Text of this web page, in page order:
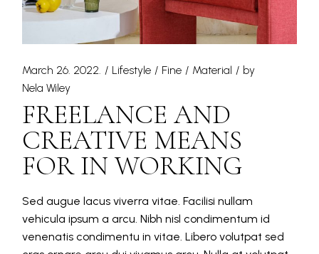
March 26. 2022. Lifestyle Fine Material
by
Nela Wiley
FREELANCE AND
CREATIVE MEANS
FOR IN WORKING
Sed augue lacus viverra vitae. Facilisi nullam
vehicula ipsum a arcu. Nibh nisl condimentum id
venenatis condimentu in vitae. Libero volutpat sed